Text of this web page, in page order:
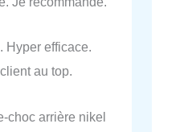
Hyper efficace.
au top.
choc arrière nikel